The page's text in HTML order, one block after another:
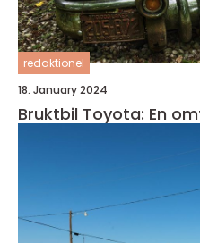
redaktionel
18. January 2024
Bruktbil Toyota: En